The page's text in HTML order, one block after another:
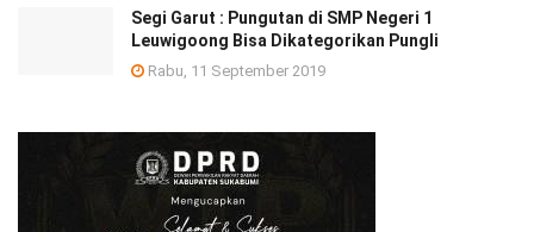
Segi Garut : Pungutan di SMP Negeri 1
Leuwigoong Bisa Dikategorikan Pungli
Rabu, 11 September 2019